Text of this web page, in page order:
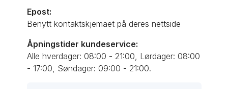
Epost:
Benytt kontaktskjemaet på deres nettside
Åpningstider kundeservice:
Alle hverdager: 08:00 - 21:00, Lørdager: 08:00
- 17:00, Søndager: 09:00 - 21:00.